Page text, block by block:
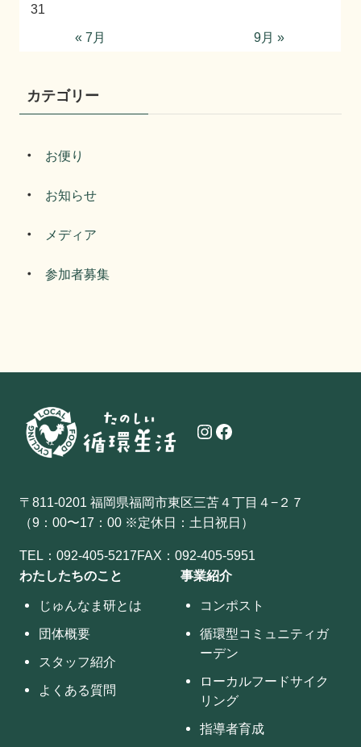
31
« 7月
9月 »
カテゴリー
お便り
お知らせ
メディア
参加者募集
Instagram Facebook
〒811-0201 福岡県福岡市東区三苫４丁目４−２７
（9：00〜17：00 ※定休日：土日祝日）
TEL：092-405-5217FAX：092-405-5951
わたしたちのこと
じゅんなま研とは
団体概要
スタッフ紹介
よくある質問
事業紹介
コンポスト
循環型コミュニティガ
ーデン
ローカルフードサイク
リング
指導者育成